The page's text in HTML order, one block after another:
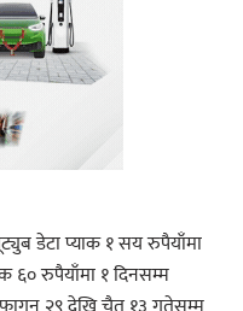
डेटा प्याक १ सय रुपैयाँमा
६० रुपैयाँमा १ दिनसम्म